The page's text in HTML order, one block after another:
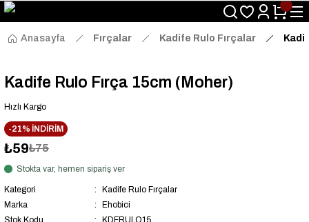
Size Özel "HG10" Kodu ile Sepette Hemen %10 İndirim Fırsatını
Kaçırmayın!
Anasayfa
Fırçalar Kadife Rulo Fırçalar
Kadife Rulo Fırça 15cm (Moher)
Hızlı Kargo
-21% İNDİRİM
₺59₺75
Stokta var, hemen sipariş ver
Kategori
Kadife Rulo Fırçalar
Marka
Ehobici
Stok Kodu
KDFRULO15